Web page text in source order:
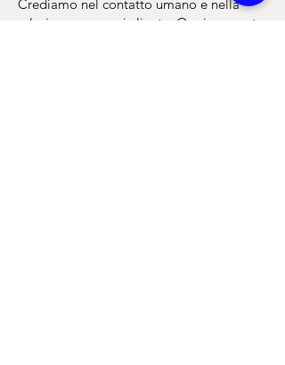
Crediamo nel contatto umano e nella
relazione con ogni cliente. Ogni proposta